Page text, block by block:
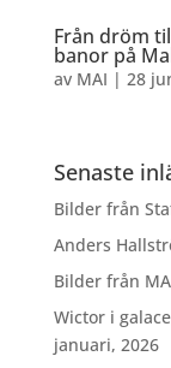
Från dröm
banor på
av MAI | 28
Senaste
Bilder från
Anders
Bilder från
Wictor i
januari, 2026